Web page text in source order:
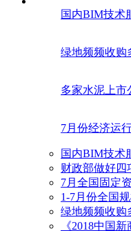
国内BIM技术
绿地频频收购
多家水泥上市
7月份经济运
国内BIM技术
财政部做好四
7月全国固定
1-7月份全国
绿地频频收购
《2018中国